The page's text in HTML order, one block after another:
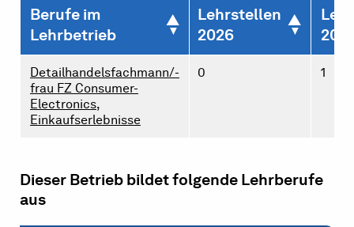
Berufe im
Lehrbetrieb
Lehrstellen
2026
Detailhandelsfachmann/-
frau FZ Consumer-
Electronics,
Einkaufserlebnisse
0 1
Dieser Betrieb bildet folgende Lehrberufe
aus